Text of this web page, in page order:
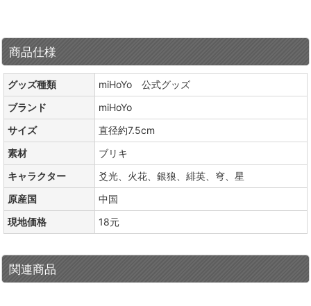
商品仕様
グッズ種類
miHoYo 公式グッズ
ブランド
miHoYo
サイズ
直径約7.5cm
素材
ブリキ
キャラクター
爻光、火花、銀狼、緋英、穹、星
原産国
中国
現地価格
18元
関連商品